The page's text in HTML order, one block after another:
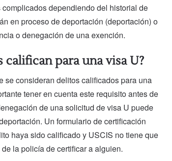
dependiendo del historial de
en proceso de deportación (deportación) o
o denegación de una exención.
para una visa U?
se consideran delitos calificados para una
tener en cuenta este requisito antes de
de una solicitud de visa U puede
Un formulario de certificación
haya sido calificado y USCIS no tiene que
la policía de certificar a alguien.